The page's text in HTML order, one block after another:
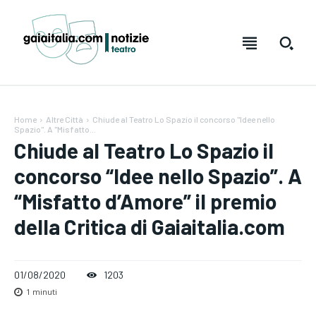
Testo: A- Reset A+
SUBSCRIBE
Testo: A- Reset A+
SUBSCRIBE
Home Altre Città
Chiude al Teatro Lo Spazio il concorso "Idee nello
Spazio". A "Misfatto...
Chiude al Teatro Lo Spazio il
concorso “Idee nello Spazio”. A
“Misfatto d’Amore” il premio
della Critica di Gaiaitalia.com
01/08/2020 1203
1 minuti